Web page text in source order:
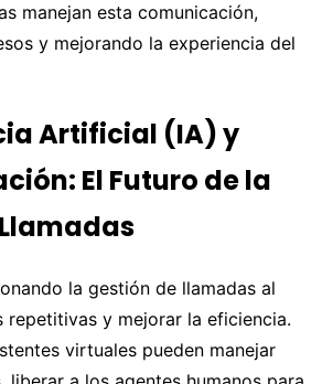
manejan esta comunicación,
y mejorando la experiencia del
Artificial (IA) y
El Futuro de la
la gestión de llamadas al
repetitivas y mejorar la eficiencia.
virtuales pueden manejar